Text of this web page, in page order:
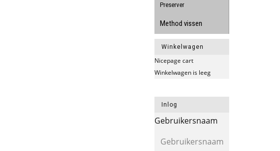
Preserver
Method vissen
Winkelwagen
Nicepage cart
Winkelwagen is leeg
Inlog
Gebruikersnaam